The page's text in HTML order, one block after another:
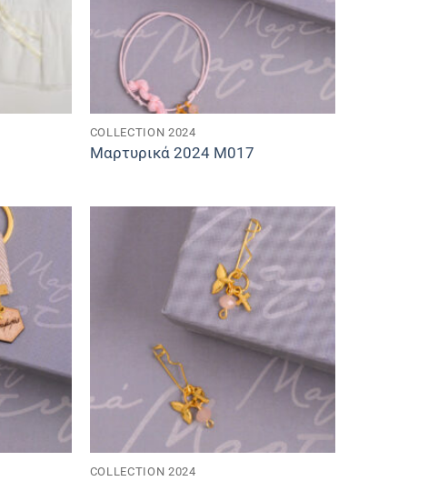
COLLECTION 2024
Μαρτυρικά 2024 M017
COLLECTION 2024